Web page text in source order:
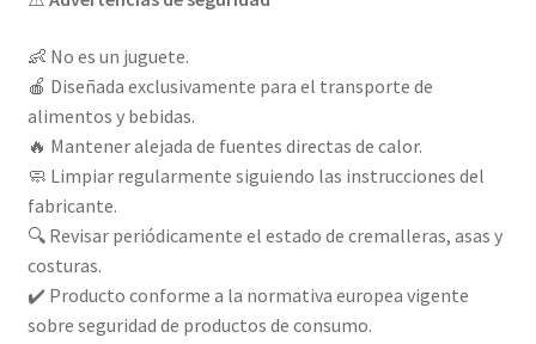
👶 No es un juguete.
🍎 Diseñada exclusivamente para el transporte de
alimentos y bebidas.
🔥 Mantener alejada de fuentes directas de calor.
🧼 Limpiar regularmente siguiendo las instrucciones del
fabricante.
🔍 Revisar periódicamente el estado de cremalleras, asas y
costuras.
✔️ Producto conforme a la normativa europea vigente
sobre seguridad de productos de consumo.